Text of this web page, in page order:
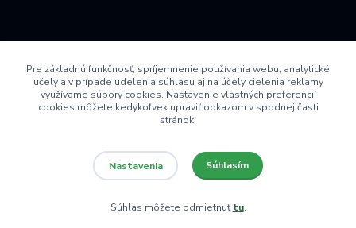
Vytvorené na
Eshop-rychlo.sk
Pre základnú funkčnosť, spríjemnenie používania webu, analytické
účely a v prípade udelenia súhlasu aj na účely cielenia reklamy
využívame súbory cookies. Nastavenie vlastných preferencií
cookies môžete kedykoľvek upraviť odkazom v spodnej časti
stránok.
Nastavenia Súhlasím
Súhlas môžete odmietnuťtu.